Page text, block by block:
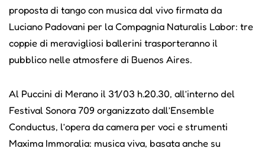
proposta di tango con musica dal vivo firmata da
Luciano Padovani per la Compagnia Naturalis Labor: tre
coppie di meravigliosi ballerini trasporteranno il
pubblico nelle atmosfere di Buenos Aires.
Al Puccini di Merano il 31/03 h.20.30, all’interno del
Festival Sonora 709 organizzato dall’Ensemble
Conductus, l’opera da camera per voci e strumenti
Maxima Immoralia: musica viva, basata anche su